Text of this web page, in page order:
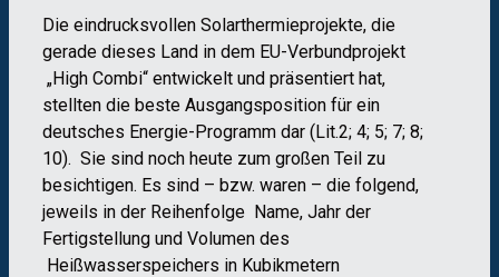
Die eindrucksvollen Solarthermieprojekte, die
gerade dieses Land in dem EU-Verbundprojekt
„High Combi“ entwickelt und präsentiert hat,
stellten die beste Ausgangsposition für ein
deutsches Energie-Programm dar (Lit.2; 4; 5; 7; 8;
10). Sie sind noch heute zum großen Teil zu
besichtigen. Es sind – bzw. waren – die folgend,
jeweils in der Reihenfolge Name, Jahr der
Fertigstellung und Volumen des
Heißwasserspeichers in Kubikmetern